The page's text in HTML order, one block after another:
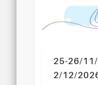
25-26/
2/12/